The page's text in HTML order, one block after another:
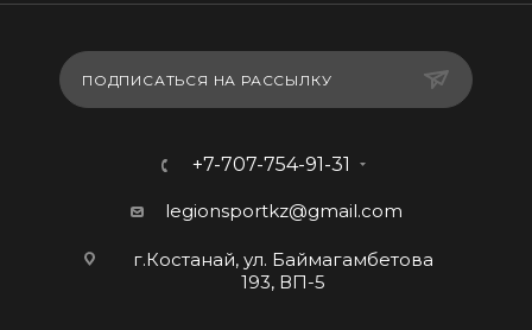
ПОДПИСАТЬСЯ НА РАССЫЛКУ
+7-707-754-91-31
legionsportkz@gmail.com
г.Костанай, ул. Баймагамбетова
193, ВП-5